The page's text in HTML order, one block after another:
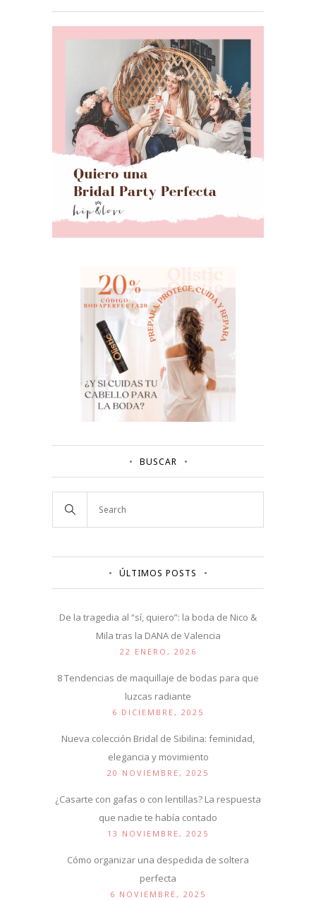
BUSCAR
ÚLTIMOS POSTS
De la tragedia al “sí, quiero”: la boda de Nico &
Mila tras la DANA de Valencia
22 ENERO, 2026
8 Tendencias de maquillaje de bodas para que
luzcas radiante
6 DICIEMBRE, 2025
Nueva colección Bridal de Sibilina: feminidad,
elegancia y movimiento
20 NOVIEMBRE, 2025
¿Casarte con gafas o con lentillas? La respuesta
que nadie te había contado
13 NOVIEMBRE, 2025
Cómo organizar una despedida de soltera
perfecta
6 NOVIEMBRE, 2025